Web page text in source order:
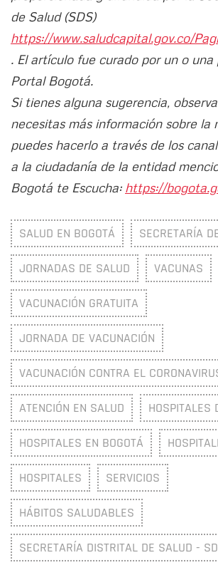
de Salud (SDS)
https://www.saludcapital.gov.co/
. El artículo fue curado por un o
Portal Bogotá.
Si tienes alguna sugerencia,
necesitas más información sobre la
puedes hacerlo a través de los
a la ciudadanía de la entidad
Bogotá te Escucha: https://
SALUD EN BOGOTÁ SECRETARÍA
JORNADAS DE SALUD VACUNAS
VACUNACIÓN GRATUITA
JORNADA DE VACUNACIÓN
VACUNACIÓN CONTRA EL
ATENCIÓN EN SALUD HOSPITALES
HOSPITALES EN BOGOTÁ
HOSPITALES SERVICIOS
HÁBITOS SALUDABLES
SECRETARÍA DISTRITAL DE SALUD -